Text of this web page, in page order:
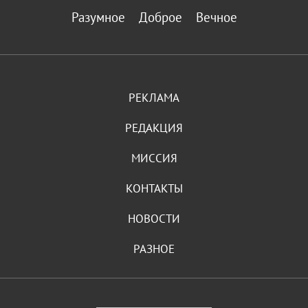
Разумное Доброе Вечное
РЕКЛАМА
РЕДАКЦИЯ
МИССИЯ
КОНТАКТЫ
НОВОСТИ
РАЗНОЕ